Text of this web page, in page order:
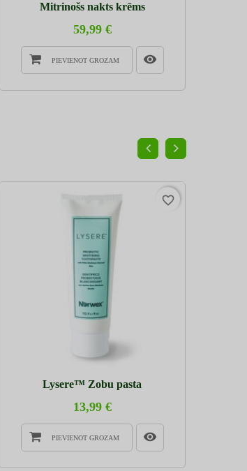
Mitrinošs nakts krēms
59,99 €
PIEVIENOT GROZAM
Lysere™ Zobu pasta
13,99 €
PIEVIENOT GROZAM
favorite_border